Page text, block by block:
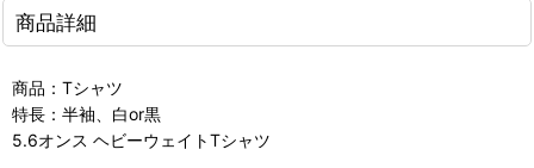
商品詳細
商品：Tシャツ
特長：半袖、白or黒
5.6オンス ヘビーウェイトTシャツ